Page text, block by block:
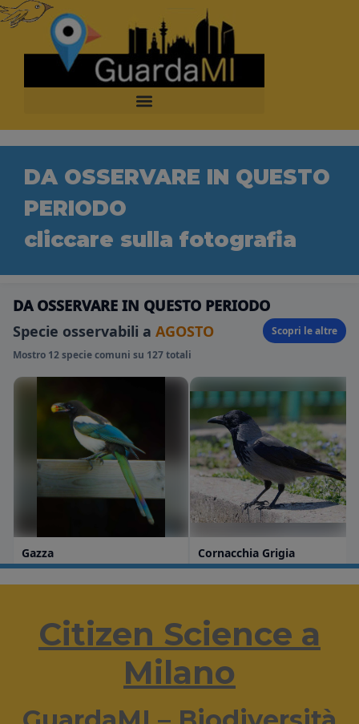
DA OSSERVARE IN QUESTO
PERIODO
cliccare sulla fotografia
Citizen Science a
Milano
modal-check